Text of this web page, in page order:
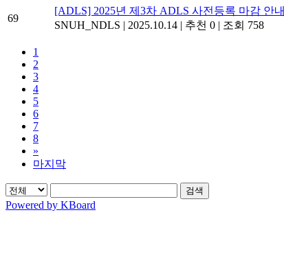
69
[ADLS] 2025년 제3차 ADLS 사전등록 마감 안내
SNUH_NDLS | 2025.10.14 | 추천 0 | 조회 758
1
2
3
4
5
6
7
8
»
마지막
검색
Powered by KBoard